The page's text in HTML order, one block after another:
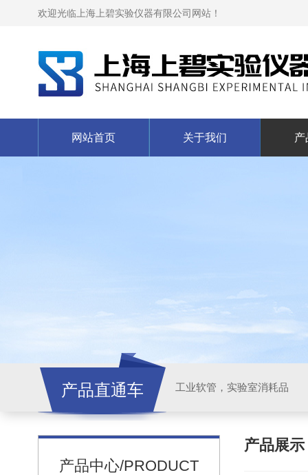
欢迎光临上海上碧实验仪器有限公司网站！
网站首页 关于我们 产
产品直通车 工业软管，实验室消耗品
产品中心/PRODUCT
产品展示